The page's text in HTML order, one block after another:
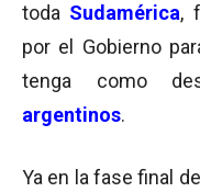
toda Sudamérica,
por el Gobierno
tenga como
argentinos.
Ya en la fase final del